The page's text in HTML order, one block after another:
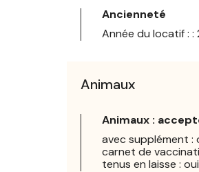
Ancienneté
Année du locatif : :
Animaux
Animaux :
avec supplément :
carnet de
tenus en laisse : oui